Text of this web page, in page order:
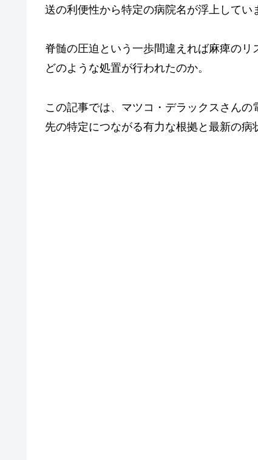
送の利便性から特定の病院名が浮上してい
脊髄の圧迫という一歩間違えれば麻痺のリ
どのような処置が行われたのか。
この記事では、マツコ・デラックスさん
先の特定につながる有力な根拠と最新の病